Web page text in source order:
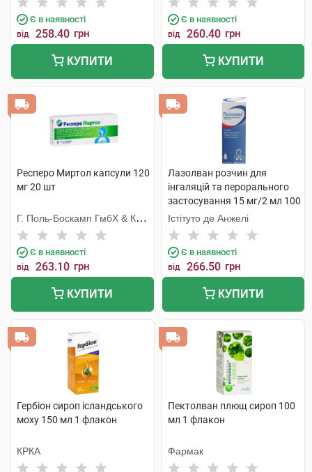
Є в наявності
від 258.40 грн
КУПИТИ
Є в наявності
від 260.40 грн
КУПИТИ
Респеро Миртол капсули 120
мг 20 шт
Г. Поль-Боскамп ГмбХ & Ко.
KГ
Є в наявності
від 263.10 грн
КУПИТИ
Лазолван розчин для
інгаляцій та перорального
застосування 15 мг/2 мл 100
мл 1 флакон
Істітуто де Анжелі
Є в наявності
від 266.50 грн
КУПИТИ
Гербіон сироп ісландського
моху 150 мл 1 флакон
КРКА
Пектолван плющ сироп 100
мл 1 флакон
Фармак